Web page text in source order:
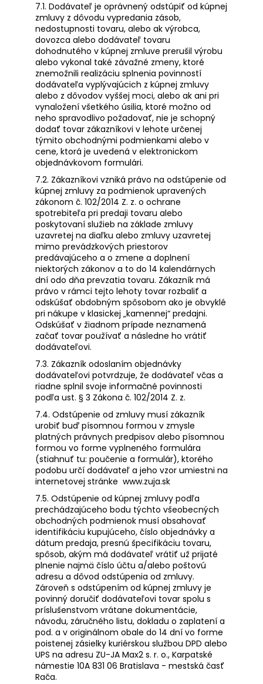
7.1. Dodávateľ je oprávnený odstúpiť od kúpnej
zmluvy z dôvodu vypredania zásob,
nedostupnosti tovaru, alebo ak výrobca,
dovozca alebo dodávateľ tovaru
dohodnutého v kúpnej zmluve prerušil výrobu
alebo vykonal také závažné zmeny, ktoré
znemožnili realizáciu splnenia povinností
dodávateľa vyplývajúcich z kúpnej zmluvy
alebo z dôvodov vyššej moci, alebo ak ani pri
vynaložení všetkého úsilia, ktoré možno od
neho spravodlivo požadovať, nie je schopný
dodať tovar zákazníkovi v lehote určenej
týmito obchodnými podmienkami alebo v
cene, ktorá je uvedená v elektronickom
objednávkovom formulári.
7.2. Zákazníkovi vzniká právo na odstúpenie od
kúpnej zmluvy za podmienok upravených
zákonom č. 102/2014 Z. z. o ochrane
spotrebiteľa pri predaji tovaru alebo
poskytovaní služieb na základe zmluvy
uzavretej na diaľku alebo zmluvy uzavretej
mimo prevádzkových priestorov
predávajúceho a o zmene a doplnení
niektorých zákonov a to do 14 kalendárnych
dní odo dňa prevzatia tovaru. Zákazník má
právo v rámci tejto lehoty tovar rozbaliť a
odskúšať obdobným spôsobom ako je obvyklé
pri nákupe v klasickej „kamennej“ predajni.
Odskúšať v žiadnom prípade neznamená
začať tovar používať a následne ho vrátiť
dodávateľovi.
7.3. Zákazník odoslaním objednávky
dodávateľovi potvrdzuje, že dodávateľ včas a
riadne splnil svoje informačné povinnosti
podľa ust. § 3 Zákona č. 102/2014 Z. z.
7.4. Odstúpenie od zmluvy musí zákazník
urobiť buď písomnou formou v zmysle
platných právnych predpisov alebo písomnou
formou vo forme vyplneného formulára
(stiahnuť tu: poučenie a formulár), ktorého
podobu určí dodávateľ a jeho vzor umiestni na
internetovej stránke www.zuja.sk
7.5. Odstúpenie od kúpnej zmluvy podľa
prechádzajúceho bodu týchto všeobecných
obchodných podmienok musí obsahovať
identifikáciu kupujúceho, číslo objednávky a
dátum predaja, presnú špecifikáciu tovaru,
spôsob, akým má dodávateľ vrátiť už prijaté
plnenie najmä číslo účtu a/alebo poštovú
adresu a dôvod odstúpenia od zmluvy.
Zároveň s odstúpením od kúpnej zmluvy je
povinný doručiť dodávateľovi tovar spolu s
príslušenstvom vrátane dokumentácie,
návodu, záručného listu, dokladu o zaplatení a
pod. a v originálnom obale do 14 dní vo forme
poistenej zásielky kuriérskou službou DPD alebo
UPS na adresu ZU-JA Max2 s. r. o., Karpatské
námestie 10A 831 06 Bratislava - mestská časť
Rača.